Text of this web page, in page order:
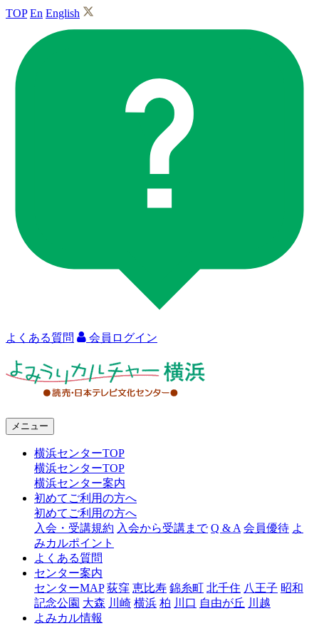
TOP En English
よくある質問 会員ログイン
ャ
浜
メニュー
横浜センターTOP
横浜センターTOP
横浜センター案内
初めてご利用の方へ
初めてご利用の方へ
入会・受講規約 入会から受講まで Q & A 会員優待 よ
みカルポイント
よくある質問
センター案内
センターMAP 荻窪 恵比寿 錦糸町 北千住 八王子 昭和
記念公園 大森 川崎 横浜 柏 川口 自由が丘 川越
よみカル情報